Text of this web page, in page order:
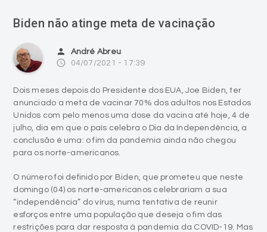
Biden não atinge meta de vacinação
person André Abreu
access_time 04/07/2021 - 17:39
Dois meses depois do Presidente dos EUA, Joe Biden, ter
anunciado a meta de vacinar 70% dos adultos nos Estados
Unidos com pelo menos uma dose da vacina até hoje, 4 de
julho, dia em que o país celebra o Dia da Independência, a
conclusão é uma: o fim da pandemia ainda não chegou
para os norte-americanos.
O número foi definido por Biden, que prometeu que neste
domingo (04) os norte-americanos celebrariam a sua
“independência” do vírus, numa tentativa de reunir
esforços entre uma população que deseja o fim das
restrições para dar resposta à pandemia da COVID-19. Mas